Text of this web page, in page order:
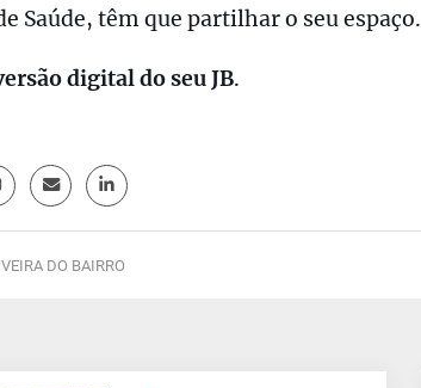
Saúde, têm que partilhar o seu espaço.
digital do seu JB.
DO BAIRRO